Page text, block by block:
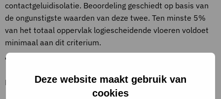
Deze website maakt gebruik van
cookies
contactgeluidisolatie. Beoordeling geschiedt op basis van
de ongunstigste waarden van deze twee. Ten minste 5%
van het totaal oppervlak logiescheidende vloeren voldoet
minimaal aan dit criterium.
Toelichting op criteria
Bijvoorbeeld: